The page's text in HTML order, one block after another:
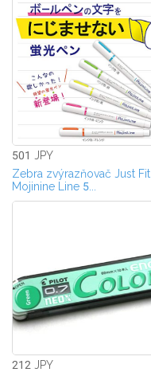
501 JPY
Zebra zvýrazňovač Just Fit
Mojinine Line 5...
212 JPY